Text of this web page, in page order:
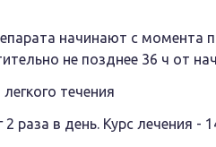
начинают с момента
не позднее 36 ч от
течения
2 раза в день. Курс лечения -